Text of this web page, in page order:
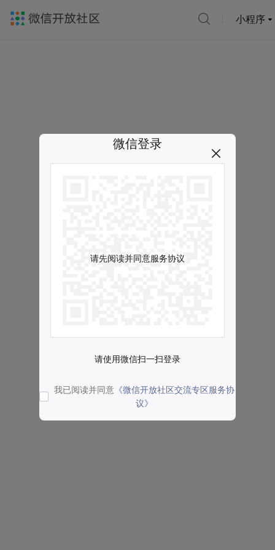
小程序
微信登录
请先阅读并同意服务协议
请使用微信扫一扫登录
我已阅读并同意 《微信开放社区交流专区服务协
议》